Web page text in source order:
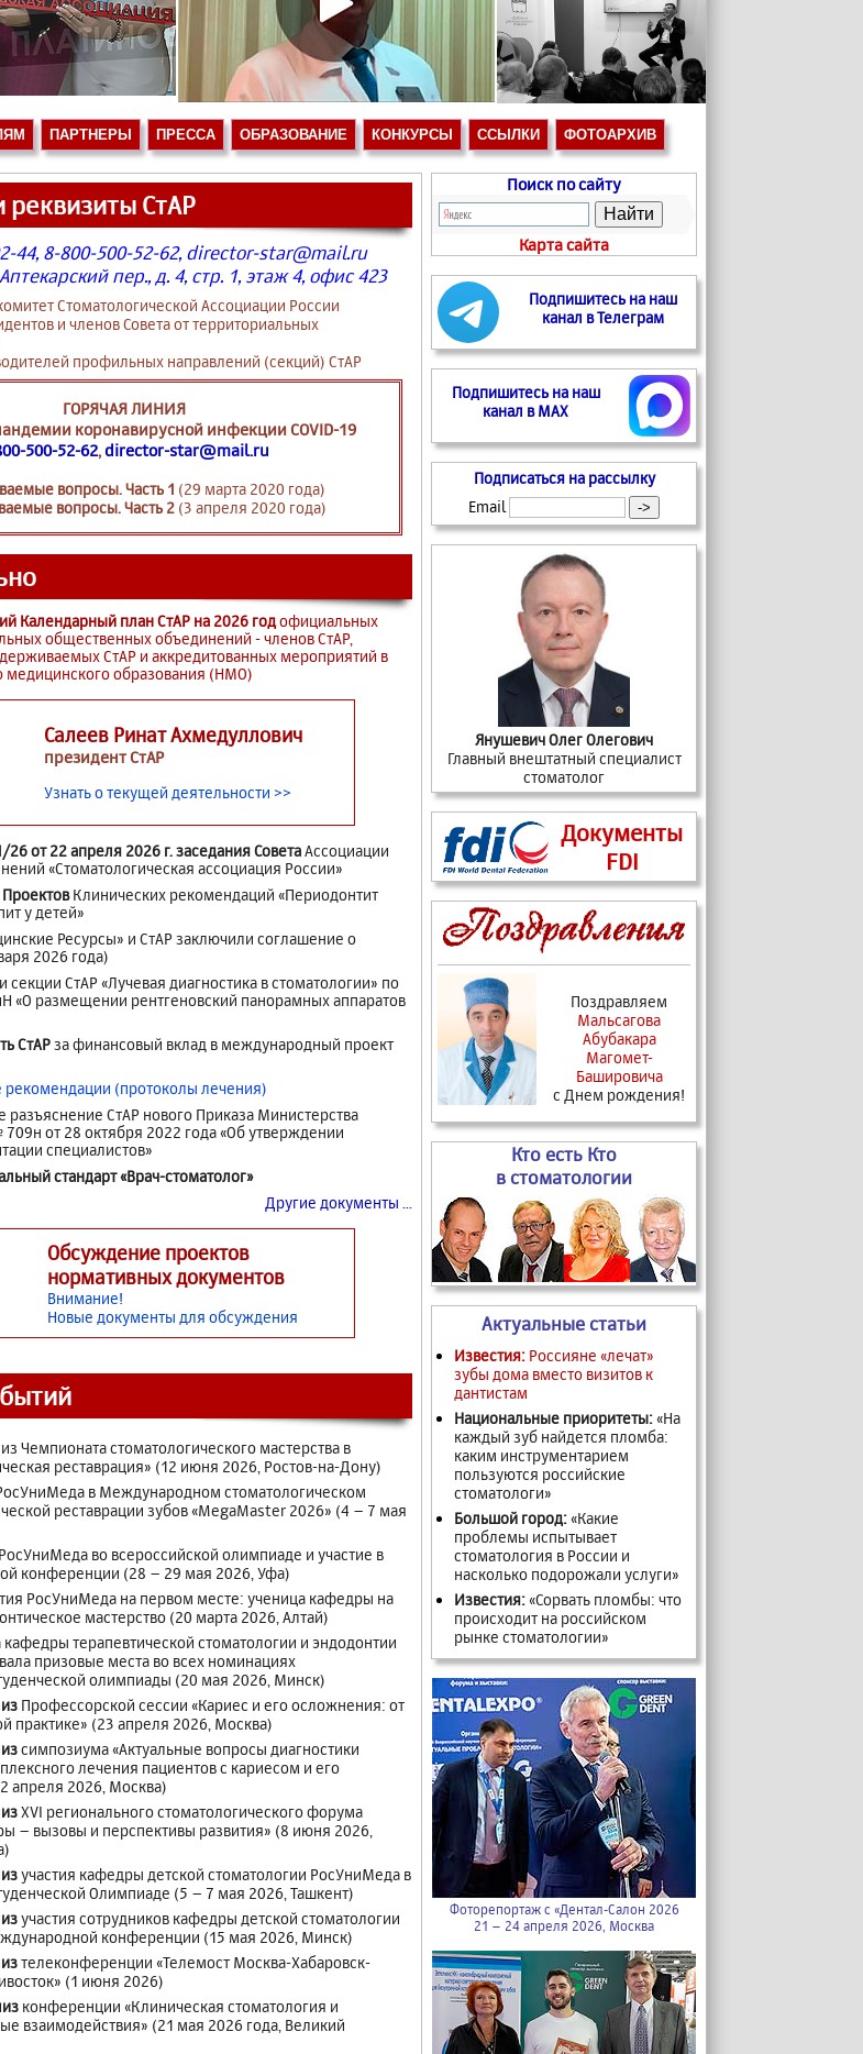
ПАРТНЕРЫ ПРЕССА ОБРАЗОВАНИЕ КОНКУРСЫ ССЫЛКИ ФОТОАРХИВ
реквизиты СтАР
44, 8-800-500-52-62, director-star@mail.ru
пер., д. 4, стр. 1, этаж 4, офис 423
Стоматологической Ассоциации России
и членов Совета от территориальных
профильных направлений (секций) СтАР
ГОРЯЧАЯ ЛИНИЯ
коронавирусной инфекции COVID-19
500-52-62,director-star@mail.ru
вопросы. Часть 1 (29 марта 2020 года)
вопросы. Часть 2(3 апреля 2020 года)
Календарный план СтАР на 2026 годофициальных
общественных объединений - членов СтАР,
СтАР и аккредитованных мероприятий в
медицинского образования (НМО)
Салеев Ринат Ахмедуллович
президент СтАР
Узнать о текущей деятельности >>
от 22 апреля 2026 г. заседания СоветаАссоциации
«Стоматологическая ассоциация России»
Клинических рекомендаций «Периодонтит
у детей»
Ресурсы» и СтАР заключили соглашение о
2026 года)
СтАР «Лучевая диагностика в стоматологии» по
«О размещении рентгеновский панорамных аппаратов
СтАРза финансовый вклад в международный проект
рекомендации (протоколы лечения)
СтАР нового Приказа Министерства
от 28 октября 2022 года «Об утверждении
специалистов»
стандарт «Врач-стоматолог»
Другие документы ...
Обсуждение проектов
нормативных документов
Внимание!
Новые документы для обсуждения
Чемпионата стоматологического мастерства в
реставрация» (12 июня 2026, Ростов-на-Дону)
в Международном стоматологическом
реставрации зубов «MegaMaster 2026» (4 – 7 мая
во всероссийской олимпиаде и участие в
конференции (28 – 29 мая 2026, Уфа)
РосУниМеда на первом месте: ученица кафедры на
мастерство (20 марта 2026, Алтай)
терапевтической стоматологии и эндодонтии
призовые места во всех номинациях
олимпиады (20 мая 2026, Минск)
Профессорской сессии «Кариес и его осложнения: от
практике» (23 апреля 2026, Москва)
симпозиума «Актуальные вопросы диагностики
лечения пациентов с кариесом и его
апреля 2026, Москва)
XVI регионального стоматологического форума
– вызовы и перспективы развития» (8 июня 2026,
участия кафедры детской стоматологии РосУниМеда в
Олимпиаде (5 – 7 мая 2026, Ташкент)
участия сотрудников кафедры детской стоматологии
конференции (15 мая 2026, Минск)
телеконференции «Телемост Москва-Хабаровск-
(1 июня 2026)
конференции «Клиническая стоматология и
взаимодействия» (21 мая 2026 года, Великий
Поиск по сайту
Карта сайта
Подпишитесь на наш
канал в Телеграм
Подпишитесь на наш
канал в MAX
Подписаться на рассылку
Email
Янушевич Олег Олегович
Главный внештатный специалист
стоматолог
Документы
FDI
Поздравляем
Мальсагова
Абубакара
Магомет-
Башировича
с Днем рождения!
Кто есть Кто
в стоматологии
Актуальные статьи
Известия: Россияне «лечат»
зубы дома вместо визитов к
дантистам
Национальные приоритеты: «На
каждый зуб найдется пломба:
каким инструментарием
пользуются российские
стоматологи»
Большой город: «Какие
проблемы испытывает
стоматология в России и
насколько подорожали услуги»
Известия: «Сорвать пломбы: что
происходит на российском
рынке стоматологии»
Фоторепортаж с «Дентал-Салон 2026
21 – 24 апреля 2026, Москва